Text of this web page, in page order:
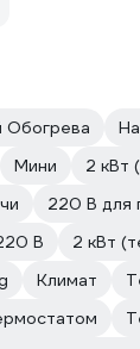
Обогрева
Мини 2 кВт
220 В для
В 2 кВт
Климат